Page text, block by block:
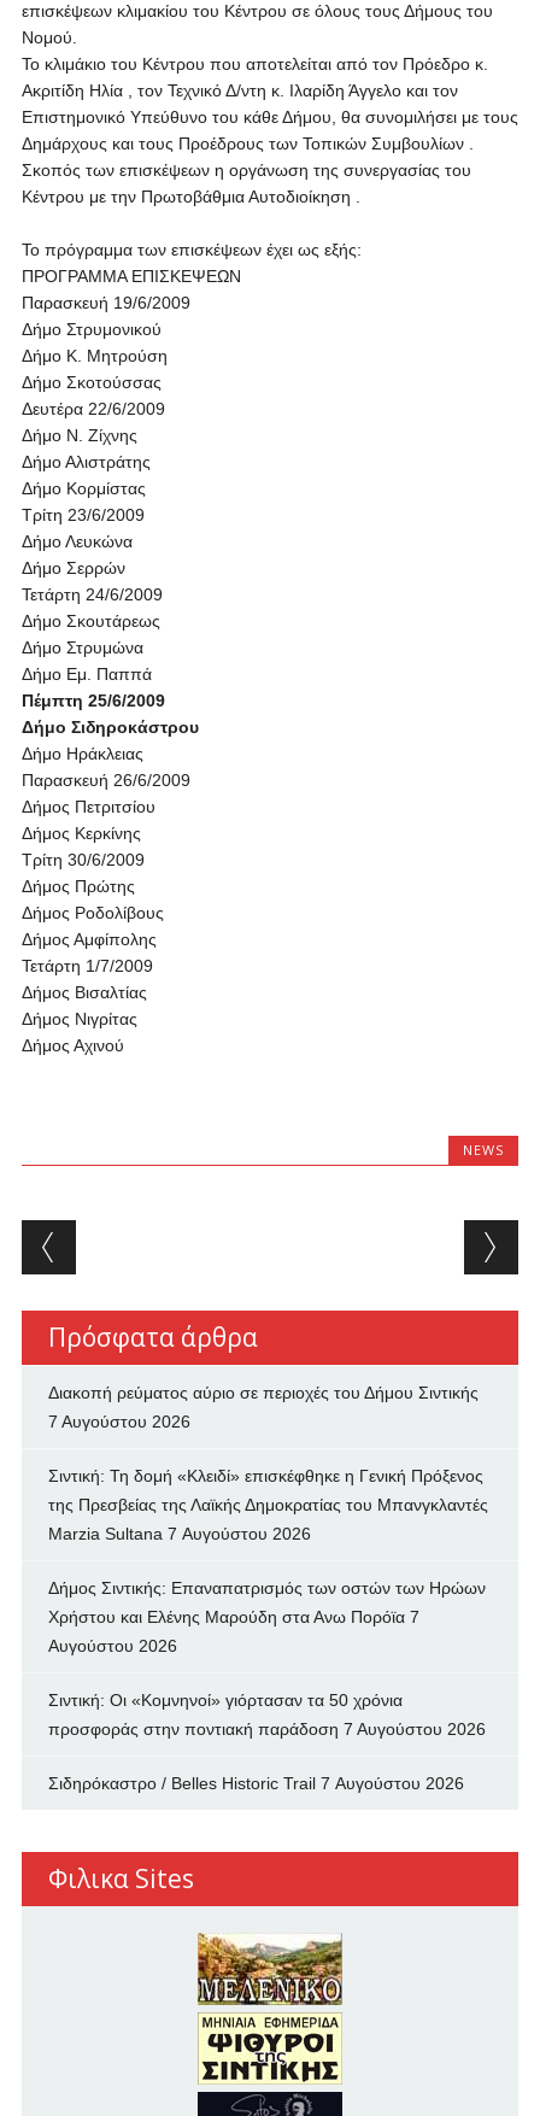
επισκέψεων κλιμακίου του Κέντρου σε όλους τους Δήμους του
Νομού.
Το κλιμάκιο του Κέντρου που αποτελείται από τον Πρόεδρο κ.
Ακριτίδη Ηλία , τον Τεχνικό Δ/ντη κ. Ιλαρίδη Άγγελο και τον
Επιστημονικό Υπεύθυνο του κάθε Δήμου, θα συνομιλήσει με τους
Δημάρχους και τους Προέδρους των Τοπικών Συμβουλίων .
Σκοπός των επισκέψεων η οργάνωση της συνεργασίας του
Κέντρου με την Πρωτοβάθμια Αυτοδιοίκηση .
Το πρόγραμμα των επισκέψεων έχει ως εξής:
ΠΡΟΓΡΑΜΜΑ ΕΠΙΣΚΕΨΕΩΝ
Παρασκευή 19/6/2009
Δήμο Στρυμονικού
Δήμο Κ. Μητρούση
Δήμο Σκοτούσσας
Δευτέρα 22/6/2009
Δήμο Ν. Ζίχνης
Δήμο Αλιστράτης
Δήμο Κορμίστας
Τρίτη 23/6/2009
Δήμο Λευκώνα
Δήμο Σερρών
Τετάρτη 24/6/2009
Δήμο Σκουτάρεως
Δήμο Στρυμώνα
Δήμο Εμ. Παππά
Πέμπτη 25/6/2009
Δήμο Σιδηροκάστρου
Δήμο Ηράκλειας
Παρασκευή 26/6/2009
Δήμος Πετριτσίου
Δήμος Κερκίνης
Τρίτη 30/6/2009
Δήμος Πρώτης
Δήμος Ροδολίβους
Δήμος Αμφίπολης
Τετάρτη 1/7/2009
Δήμος Βισαλτίας
Δήμος Νιγρίτας
Δήμος Αχινού
NEWS
Post navigation
Πρόσφατα άρθρα
Διακοπή ρεύματος αύριο σε περιοχές του Δήμου Σιντικής
7 Αυγούστου 2026
Σιντική: Τη δομή «Κλειδί» επισκέφθηκε η Γενική Πρόξενος
της Πρεσβείας της Λαϊκής Δημοκρατίας του Μπανγκλαντές
Marzia Sultana 7 Αυγούστου 2026
Δήμος Σιντικής: Επαναπατρισμός των oστών των Ηρώων
Χρήστου και Ελένης Μαρούδη στα Ανω Πορόϊα 7
Αυγούστου 2026
Σιντική: Οι «Κομνηνοί» γιόρτασαν τα 50 χρόνια
προσφοράς στην ποντιακή παράδοση 7 Αυγούστου 2026
Σιδηρόκαστρο / Belles Historic Trail 7 Αυγούστου 2026
Φιλικα Sites